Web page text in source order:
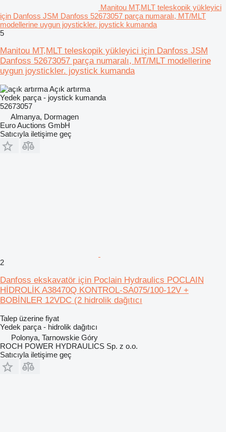
Manitou MT,MLT teleskopik yükleyici
için Danfoss JSM Danfoss 52673057 parça numaralı, MT/MLT
modellerine uygun joystickler. joystick kumanda
5
Manitou MT,MLT teleskopik yükleyici için Danfoss JSM
Danfoss 52673057 parça numaralı, MT/MLT modellerine
uygun joystickler. joystick kumanda
Açık artırma
Yedek parça - joystick kumanda
52673057
Almanya, Dormagen
Euro Auctions GmbH
Satıcıyla iletişime geç
2
Danfoss ekskavatör için Poclain Hydraulics POCLAIN
HİDROLİK A38470Q KONTROL-SA075/100-12V +
BOBİNLER 12VDC (2 hidrolik dağıtıcı
Talep üzerine fiyat
Yedek parça - hidrolik dağıtıcı
Polonya, Tarnowskie Góry
ROCH POWER HYDRAULICS Sp. z o.o.
Satıcıyla iletişime geç